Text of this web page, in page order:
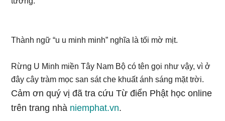
Thành ngữ “u u minh minh” nghĩa là tối mờ mịt.
Rừng U Minh miền Tây Nam Bộ có tên gọi như vậy, vì ở
đây cây tràm mọc san sát che khuất ánh sáng mặt trời.
Cảm ơn quý vị đã tra cứu Từ điển Phật học online
trên trang nhà niemphat.vn.